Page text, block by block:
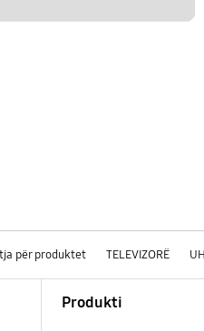
për produktet TELEVIZORË
Produkti